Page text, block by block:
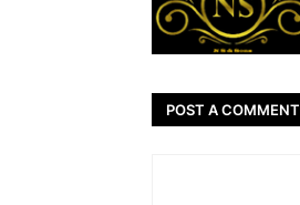
POST A COMMENT